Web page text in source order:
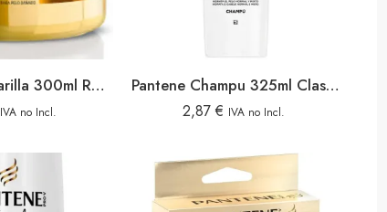
Pantene Mascarilla 300ml Repara & Protege
IVA no Incl.
Pantene Champu 325ml Clasico
2,87 € IVA no Incl.